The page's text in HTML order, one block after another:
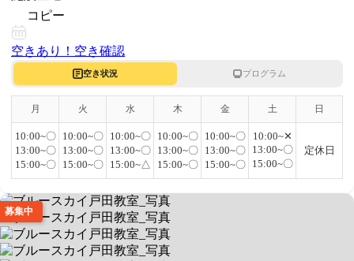
コピー
空きあり！ 空き確認
空き状況 プログラム
月 火 水 木 金 土 日
10:00~〇
13:00~〇
15:00~〇
10:00~〇
13:00~〇
15:00~〇
10:00~〇
13:00~〇
15:00~△
10:00~〇
13:00~〇
15:00~〇
10:00~〇
13:00~〇
15:00~〇
10:00~✕
13:00~〇
15:00~〇
定休日
募集中